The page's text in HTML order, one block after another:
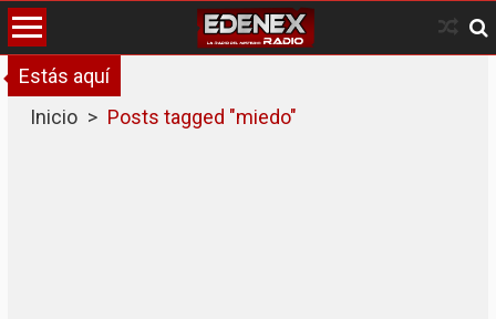
Skip
to
content
Estás aquí
Inicio > Posts tagged "miedo"